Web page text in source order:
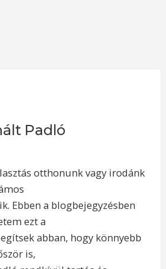
Padló
otthonunk vagy irodánk
Ebben a blogbejegyzésben
ezt a
abban, hogy könnyebb
is,